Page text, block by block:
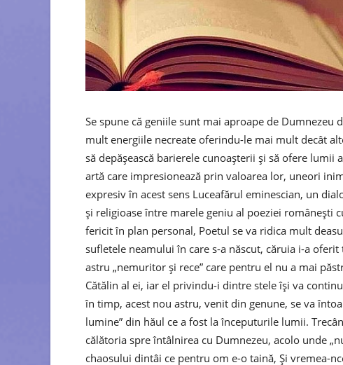
Se spune că geniile sunt mai aproape de
mult energiile necreate oferindu-le mai mult decât
să depășească barierele cunoașterii și să ofere lumii
artă care impresionează prin valoarea lor, uneori
expresiv în acest sens Luceafărul eminescian, un
și religioase între marele geniu al poeziei românești
fericit în plan personal, Poetul se va ridica mult
sufletele neamului în care s-a născut, căruia i-a
astru „nemuritor și rece” care pentru el nu a mai
Cătălin al ei, iar el privindu-i dintre stele își va
în timp, acest nou astru, venit din genune, se va
lumine” din hăul ce a fost la începuturile lumii.
călătoria spre întâlnirea cu Dumnezeu, acolo unde
chaosului dintâi ce pentru om e-o taină, Și vremea-